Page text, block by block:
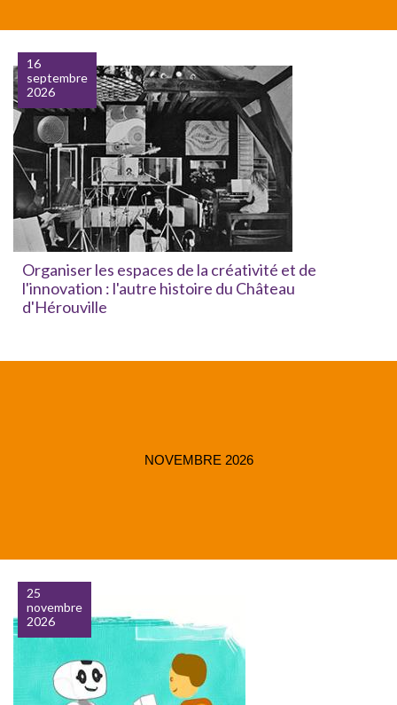
16
septembre
2026
Organiser les espaces de la créativité et de
l'innovation : l'autre histoire du Château
d'Hérouville
NOVEMBRE 2026
25
novembre
2026